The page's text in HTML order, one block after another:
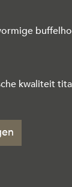
kwaliteit